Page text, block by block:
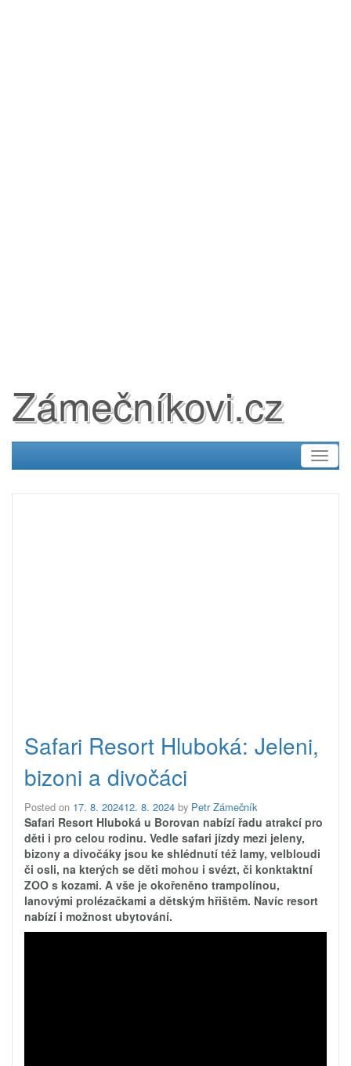
Zámečníkovi.cz
Safari Resort Hluboká: Jeleni,
bizoni a divočáci
Posted on 17. 8. 202412. 8. 2024 by Petr Zámečník
Safari Resort Hluboká u Borovan nabízí řadu atrakcí pro
děti i pro celou rodinu. Vedle safari jízdy mezi jeleny,
bizony a divočáky jsou ke shlédnutí též lamy, velbloudi
či osli, na kterých se děti mohou i svézt, či konktaktní
ZOO s kozami. A vše je okořeněno trampolínou,
lanovými prolézačkami a dětským hřištěm. Navíc resort
nabízí i možnost ubytování.